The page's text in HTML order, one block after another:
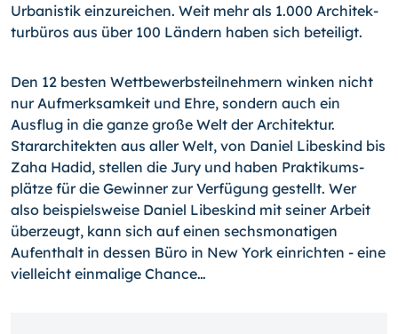
Urbanistik einzureichen. Weit mehr als 1.000 Architek­
turbüros aus über 100 Ländern haben sich beteiligt.
Den 12 besten Wettbewerbsteilnehmern winken nicht
nur Aufmerksamkeit und Ehre, sondern auch ein
Ausflug in die ganze große Welt der Architektur.
Stararchitekten aus aller Welt, von Daniel Libeskind bis
Zaha Hadid, stellen die Jury und haben Praktikums­
plätze für die Gewinner zur Verfügung gestellt. Wer
also beispielsweise Daniel Libes­kind mit seiner Arbeit
überzeugt, kann sich auf einen sechsmonatigen
Aufenthalt in dessen Büro in New York einrichten - eine
vielleicht einmalige Chance…